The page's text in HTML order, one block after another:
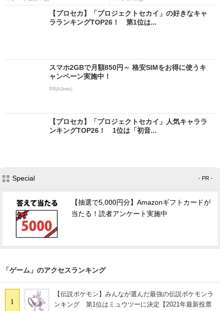
【プロセカ】「プロジェクトセカイ」の好きなキャ
ラランキングTOP26！ 第1位は...
スマホ2GBで月額850円～ 格安SIMをお得に使うキ
ャンペーン実施中！
PR(IIJmio)
【プロセカ】「プロジェクトセカイ」人気キャララ
ンキングTOP26！ 1位は「初音...
Special - PR -
【抽選で5,000円分】Amazonギフトカードが
当たる！読者アンケート実施中
「ゲーム」のアクセスランキング
1
【伝説ポケモン】みんなが選んだ最強の伝説ポケモンラ
ンキング 第1位はミュウツーに決定【2021年最新投票